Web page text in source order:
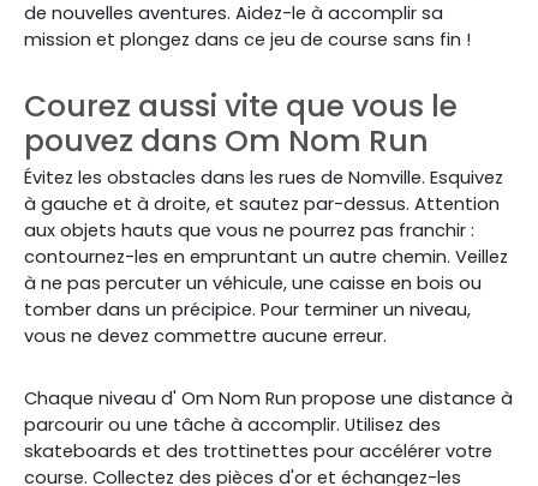
de nouvelles aventures. Aidez-le à accomplir sa
mission et plongez dans ce jeu de course sans fin !
Courez aussi vite que vous le
pouvez dans Om Nom Run
Évitez les obstacles dans les rues de Nomville. Esquivez
à gauche et à droite, et sautez par-dessus. Attention
aux objets hauts que vous ne pourrez pas franchir :
contournez-les en empruntant un autre chemin. Veillez
à ne pas percuter un véhicule, une caisse en bois ou
tomber dans un précipice. Pour terminer un niveau,
vous ne devez commettre aucune erreur.
Chaque niveau d' Om Nom Run propose une distance à
parcourir ou une tâche à accomplir. Utilisez des
skateboards et des trottinettes pour accélérer votre
course. Collectez des pièces d'or et échangez-les